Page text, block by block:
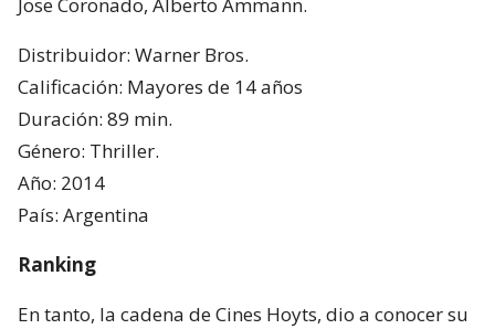
Jose Coronado, Alberto Ammann.
Distribuidor: Warner Bros.
Calificación: Mayores de 14 años
Duración: 89 min.
Género: Thriller.
Año: 2014
País: Argentina
Ranking
En tanto, la cadena de Cines Hoyts, dio a conocer su